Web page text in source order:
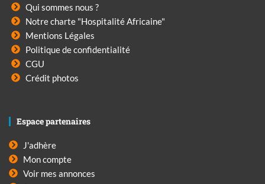
Qui sommes nous ?
Notre charte "Hospitalité Africaine"
Mentions Légales
Politique de confidentialité
CGU
Crédit photos
Espace partenaires
J'adhère
Mon compte
Voir mes annonces